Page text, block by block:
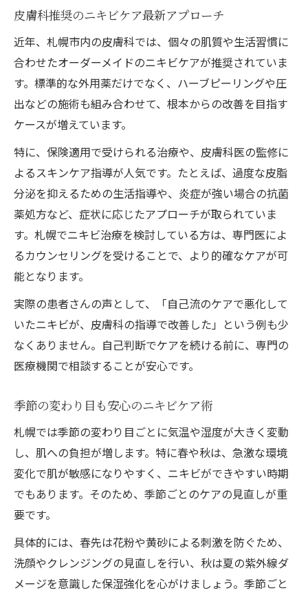
皮膚科推奨のニキビケア最新アプローチ
近年、札幌市内の皮膚科では、個々の肌質や生活習慣に
合わせたオーダーメイドのニキビケアが推奨されていま
す。標準的な外用薬だけでなく、ハーブピーリングや圧
出などの施術も組み合わせて、根本からの改善を目指す
ケースが増えています。
特に、保険適用で受けられる治療や、皮膚科医の監修に
よるスキンケア指導が人気です。たとえば、過度な皮脂
分泌を抑えるための生活指導や、炎症が強い場合の抗菌
薬処方など、症状に応じたアプローチが取られていま
す。札幌でニキビ治療を検討している方は、専門医によ
るカウンセリングを受けることで、より的確なケアが可
能となります。
実際の患者さんの声として、「自己流のケアで悪化して
いたニキビが、皮膚科の指導で改善した」という例も少
なくありません。自己判断でケアを続ける前に、専門の
医療機関で相談することが安心です。
季節の変わり目も安心のニキビケア術
札幌では季節の変わり目ごとに気温や湿度が大きく変動
し、肌への負担が増します。特に春や秋は、急激な環境
変化で肌が敏感になりやすく、ニキビができやすい時期
でもあります。そのため、季節ごとのケアの見直しが重
要です。
具体的には、春先は花粉や黄砂による刺激を防ぐため、
洗顔やクレンジングの見直しを行い、秋は夏の紫外線ダ
メージを意識した保湿強化を心がけましょう。季節ごと